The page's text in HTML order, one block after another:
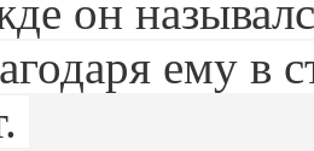
он
ему в